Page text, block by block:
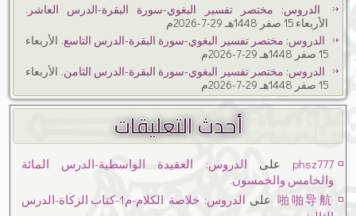
الدروس: مختصر تفسير البغوي-سورة البقرة-الدرس العاشر.
الأربعاء 15 صفر 1448هـ 29-7-2026م
الدروس: مختصر تفسير البغوي-سورة البقرة-الدرس التاسع. الأربعاء
15 صفر 1448هـ 29-7-2026م
الدروس: مختصر تفسير البغوي-سورة البقرة-الدرس الثامن. الأربعاء
15 صفر 1448هـ 29-7-2026م
أحدث التعليقات
phsz777 على الدروس: العقيدة الواسطية-الدرس المائة
والخامس والخمسون.
啪啪导航 على
الدروس: خلاصة الكلام-م1-كتاب الزكاة-الدرس